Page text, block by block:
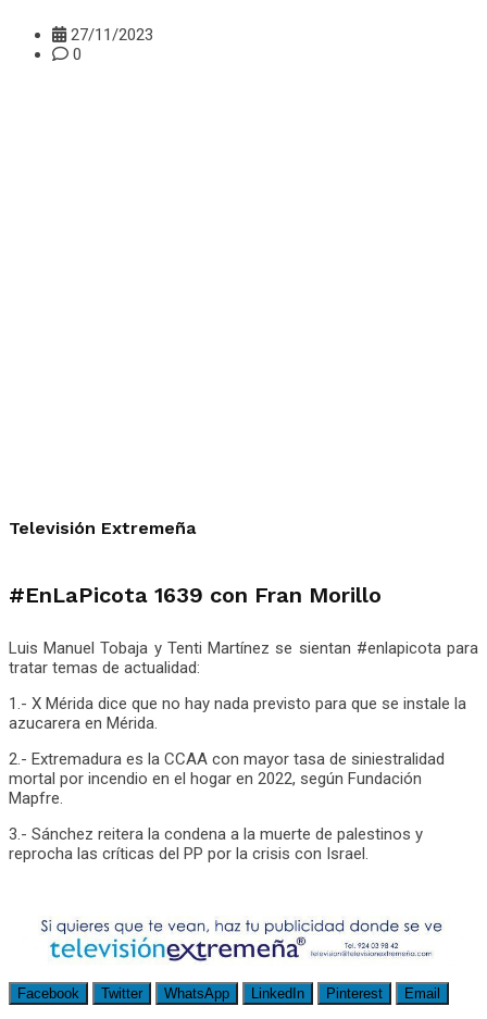
27/11/2023
0
Televisión Extremeña
#EnLaPicota 1639 con Fran Morillo
Luis Manuel Tobaja y Tenti Martínez se sientan #enlapicota para
tratar temas de actualidad:
1.- X Mérida dice que no hay nada previsto para que se instale la
azucarera en Mérida.
2.- Extremadura es la CCAA con mayor tasa de siniestralidad
mortal por incendio en el hogar en 2022, según Fundación
Mapfre.
3.- Sánchez reitera la condena a la muerte de palestinos y
reprocha las críticas del PP por la crisis con Israel.
Facebook Twitter WhatsApp LinkedIn Pinterest Email